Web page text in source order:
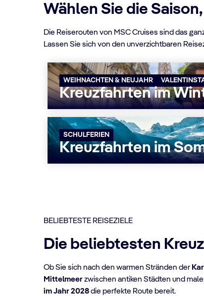
Wählen Sie die
Die Reiserouten von MSC Cruises sind das
Lassen Sie sich von den unverzichtbaren
WEIHNACHTEN & NEUJAHR
Kreuzfahrten im
SCHULFERIEN
Kreuzfahrten im
BELIEBTESTE REISEZIELE
Die beliebtesten
Ob Sie sich nach den warmen Stränden der
Mittelmeerzwischen antiken Städten und
im Jahr 2028die perfekte Route bereit.